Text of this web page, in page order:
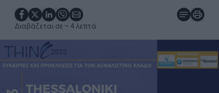
Διαβάζεται σε ~ 4 λεπτά